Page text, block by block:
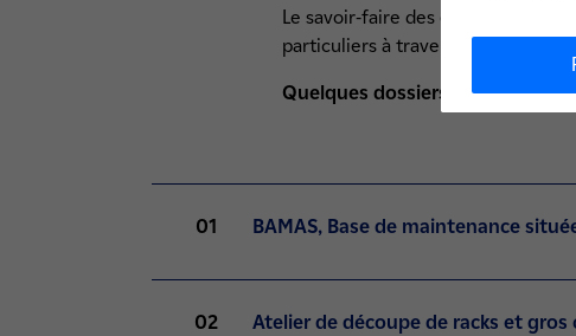
Le savoir-faire des équipes de
particuliers à travers la réalisation
Quelques dossiers instruits par
01 BAMAS, Base de maintenance
02 Atelier de découpe de racks et gros